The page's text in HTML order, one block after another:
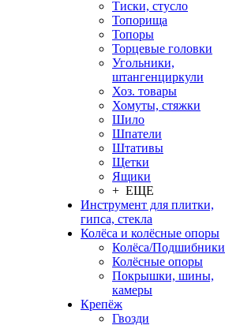
Тиски, стусло
Топорища
Топоры
Торцевые головки
Угольники,
штангенциркули
Хоз. товары
Хомуты, стяжки
Шило
Шпатели
Штативы
Щетки
Ящики
+ ЕЩЕ
Инструмент для плитки,
гипса, стекла
Колёса и колёсные опоры
Колёса/Подшибники
Колёсные опоры
Покрышки, шины,
камеры
Крепёж
Гвозди